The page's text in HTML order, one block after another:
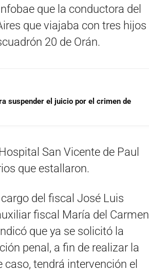
que la conductora del
que viajaba con tres hijos
20 de Orán.
suspender el juicio por el crimen de
San Vicente de Paul
que estallaron.
del fiscal José Luis
fiscal María del Carmen
que ya se solicitó la
penal, a fin de realizar la
tendrá intervención el